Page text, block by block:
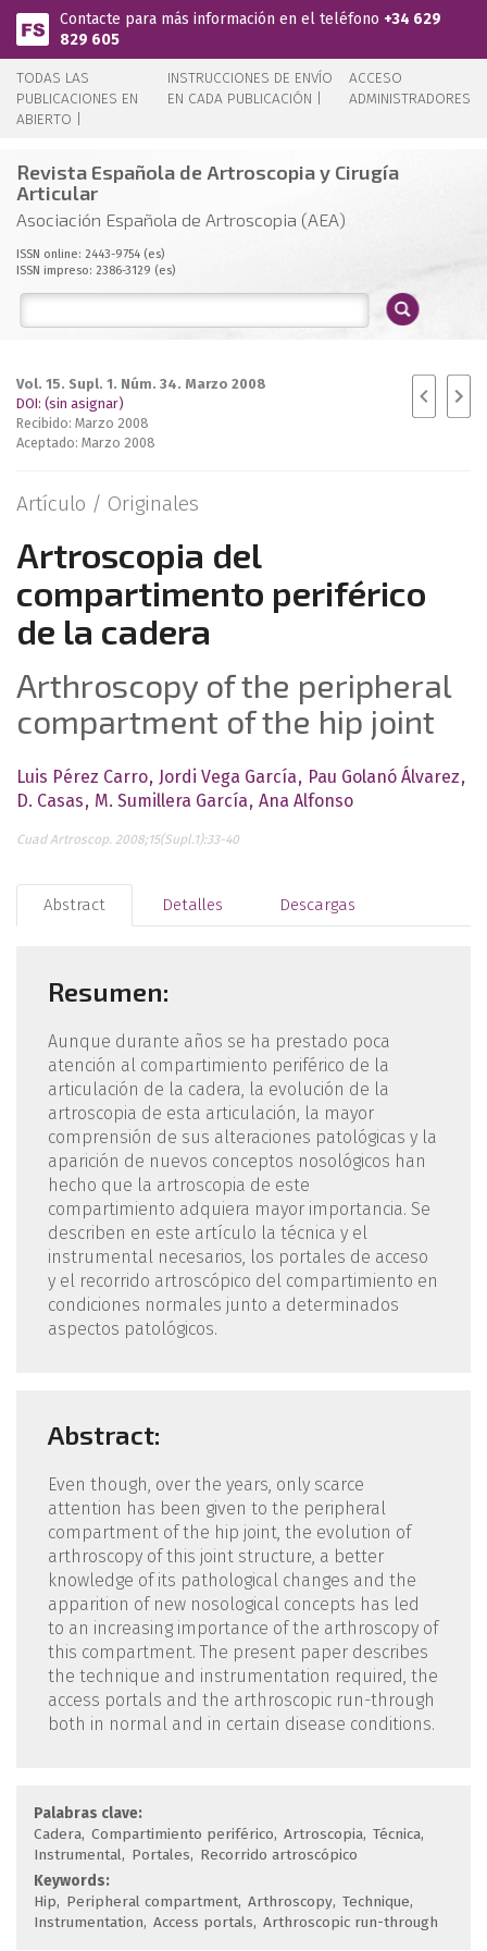
Pasar al contenido principal
Contacte para más información en el teléfono +34 629
829 605
TODAS LAS
PUBLICACIONES EN
ABIERTO |
INSTRUCCIONES DE ENVÍO
EN CADA PUBLICACIÓN |
ACCESO
ADMINISTRADORES
Revista Española de Artroscopia y Cirugía
Articular
Asociación Española de Artroscopia (AEA)
ISSN online: 2443-9754 (es)
ISSN impreso: 2386-3129 (es)
Vol. 15. Supl. 1. Núm. 34. Marzo 2008
DOI: (sin asignar)
Recibido: Marzo 2008
Aceptado: Marzo 2008
Artículo / Originales
Artroscopia del
compartimento periférico
de la cadera
Arthroscopy of the peripheral
compartment of the hip joint
Luis Pérez Carro Jordi Vega García
Pau Golanó Álvarez
D. Casas
M. Sumillera García Ana Alfonso
Cuad Artroscop. 2008;15(Supl.1):33-40
Abstract Detalles Descargas
Resumen:
Aunque durante años se ha prestado poca
atención al compartimiento periférico de la
articulación de la cadera, la evolución de la
artroscopia de esta articulación, la mayor
comprensión de sus alteraciones patológicas y la
aparición de nuevos conceptos nosológicos han
hecho que la artroscopia de este
compartimiento adquiera mayor importancia. Se
describen en este artículo la técnica y el
instrumental necesarios, los portales de acceso
y el recorrido artroscópico del compartimiento en
condiciones normales junto a determinados
aspectos patológicos.
Abstract:
Even though, over the years, only scarce
attention has been given to the peripheral
compartment of the hip joint, the evolution of
arthroscopy of this joint structure, a better
knowledge of its pathological changes and the
apparition of new nosological concepts has led
to an increasing importance of the arthroscopy of
this compartment. The present paper describes
the technique and instrumentation required, the
access portals and the arthroscopic run-through
both in normal and in certain disease conditions.
Palabras clave:
Cadera Compartimiento periférico Artroscopia Técnica
Instrumental
Portales
Recorrido artroscópico
Keywords:
Hip
Peripheral compartment Arthroscopy Technique
Instrumentation Access portals Arthroscopic run-through